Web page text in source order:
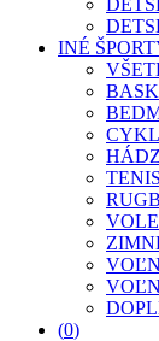
INÉ
(0)